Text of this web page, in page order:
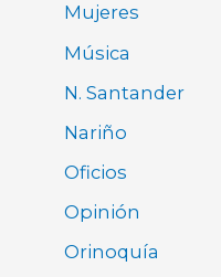
Mujeres
Música
N. Santander
Nariño
Oficios
Opinión
Orinoquía